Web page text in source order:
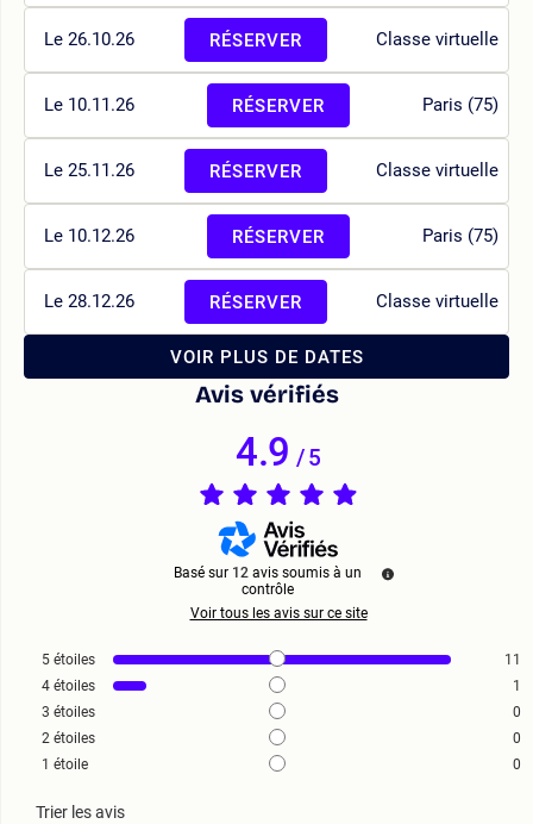
Le 26.10.26 Classe virtuelle
RÉSERVER
Le 10.11.26 Paris (75)
RÉSERVER
Le 25.11.26 Classe virtuelle
RÉSERVER
Le 10.12.26 Paris (75)
RÉSERVER
Le 28.12.26 Classe virtuelle
RÉSERVER
VOIR PLUS DE DATES
Avis vérifiés
4.9/5
Basé sur 12 avis soumis à un
contrôle
Voir tous les avis sur ce site
5 étoiles
11
4 étoiles
1
3 étoiles
0
2 étoiles
0
1 étoile 0
Trier les avis